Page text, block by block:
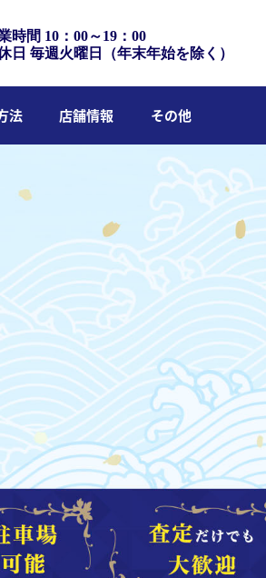
時間 10：00～19：00
日 毎週火曜日（年末年始を除く）
法 店舗情報 その他